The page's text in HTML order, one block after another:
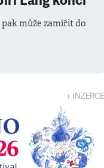
může zamířit do
↓ INZERCE